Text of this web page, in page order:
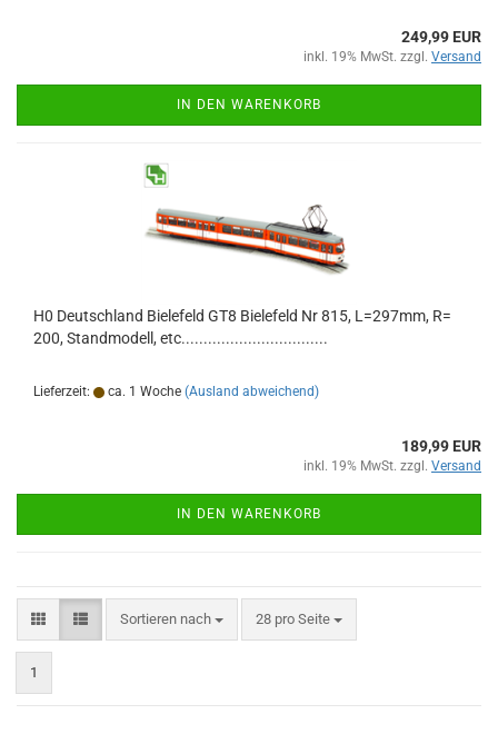
249,99 EUR
inkl. 19% MwSt. zzgl. Versand
IN DEN WARENKORB
H0 Deutschland Bielefeld GT8 Bielefeld Nr 815, L=297mm, R=
200, Standmodell, etc.................................
Lieferzeit: ca. 1 Woche (Ausland abweichend)
189,99 EUR
inkl. 19% MwSt. zzgl. Versand
IN DEN WARENKORB
Sortieren nach
Sortieren nach 28 pro Seite
pro Seite
1